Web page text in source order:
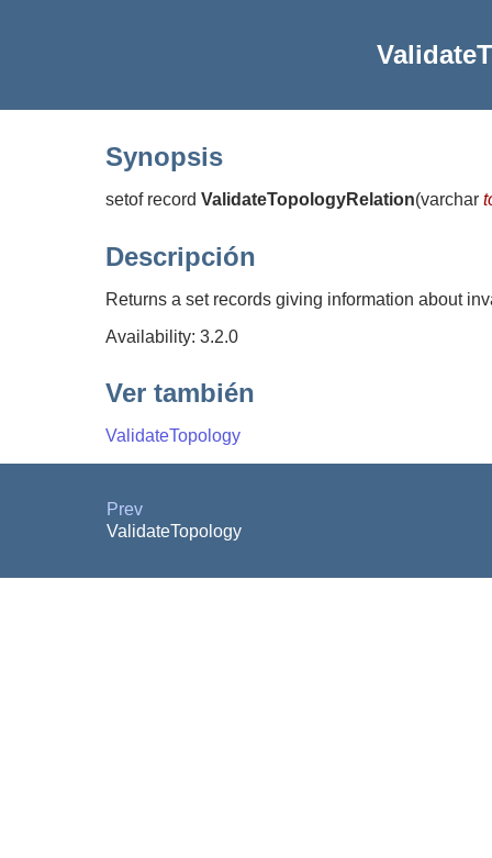
Synopsis
setof record ValidateTopologyRelation(varchar
Descripción
Returns a set records giving information about
Availability: 3.2.0
Ver también
ValidateTopology
Prev
ValidateTopology